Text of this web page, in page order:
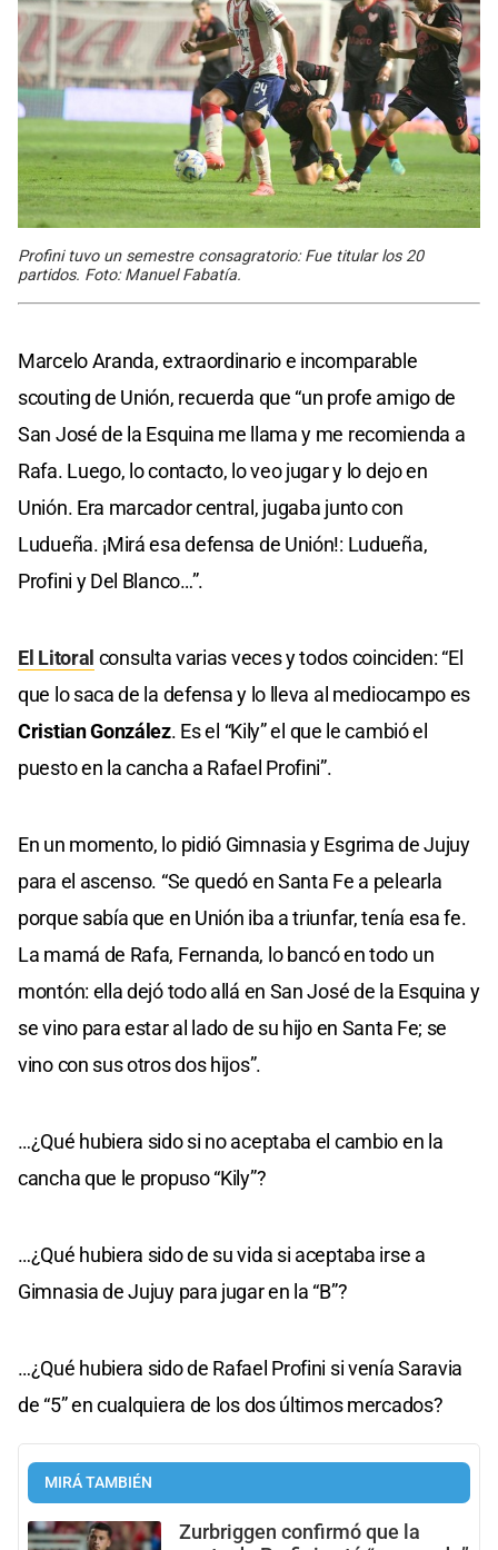
Profini tuvo un semestre consagratorio: Fue titular los 20
partidos. Foto: Manuel Fabatía.
Marcelo Aranda, extraordinario e incomparable
scouting de Unión, recuerda que “un profe amigo de
San José de la Esquina me llama y me recomienda a
Rafa. Luego, lo contacto, lo veo jugar y lo dejo en
Unión. Era marcador central, jugaba junto con
Ludueña. ¡Mirá esa defensa de Unión!: Ludueña,
Profini y Del Blanco…”.
El Litoral consulta varias veces y todos coinciden: “El
que lo saca de la defensa y lo lleva al mediocampo es
Cristian González. Es el “Kily” el que le cambió el
puesto en la cancha a Rafael Profini”.
En un momento, lo pidió Gimnasia y Esgrima de Jujuy
para el ascenso. “Se quedó en Santa Fe a pelearla
porque sabía que en Unión iba a triunfar, tenía esa fe.
La mamá de Rafa, Fernanda, lo bancó en todo un
montón: ella dejó todo allá en San José de la Esquina y
se vino para estar al lado de su hijo en Santa Fe; se
vino con sus otros dos hijos”.
…¿Qué hubiera sido si no aceptaba el cambio en la
cancha que le propuso “Kily”?
…¿Qué hubiera sido de su vida si aceptaba irse a
Gimnasia de Jujuy para jugar en la “B”?
…¿Qué hubiera sido de Rafael Profini si venía Saravia
de “5” en cualquiera de los dos últimos mercados?
MIRÁ TAMBIÉN
Zurbriggen confirmó que la